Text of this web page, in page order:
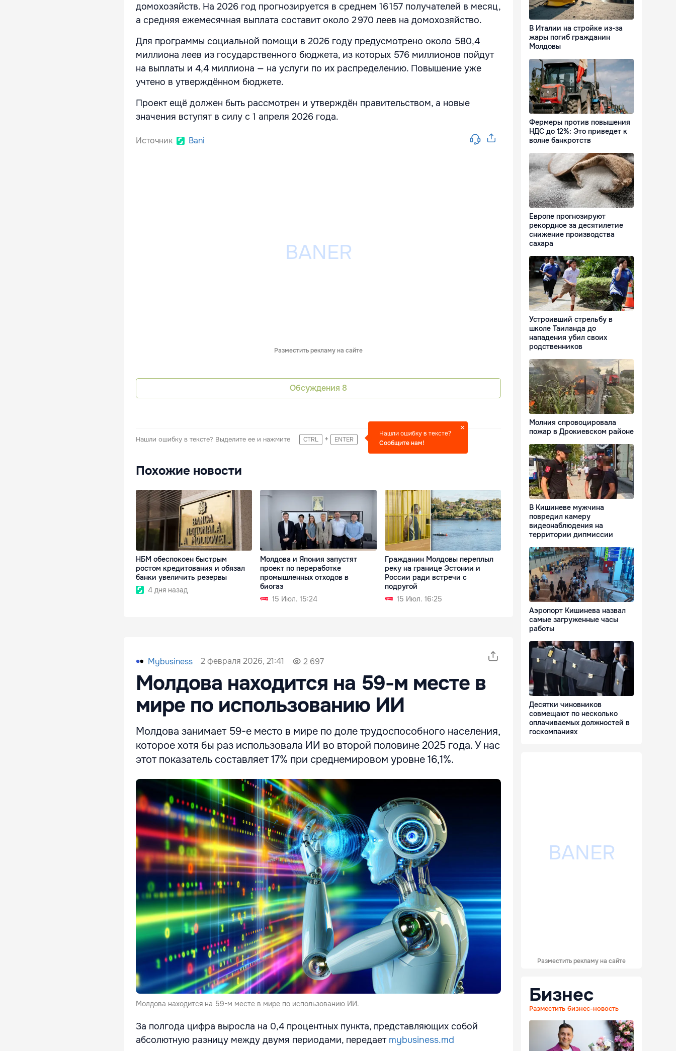
домохозяйств. На 2026 год прогнозируется в среднем 16 157 получателей в месяц,
а средняя ежемесячная выплата составит около 2 970 леев на домохозяйство.
Для программы социальной помощи в 2026 году предусмотрено около 580,4
миллиона леев из государственного бюджета, из которых 576 миллионов пойдут
на выплаты и 4,4 миллиона — на услуги по их распределению. Повышение уже
учтено в утверждённом бюджете.
Проект ещё должен быть рассмотрен и утверждён правительством, а новые
значения вступят в силу с 1 апреля 2026 года.
Источник Bani
Разместить рекламу на сайте
Обсуждения 8
Нашли ошибку в тексте? Выделите ее и нажмите CTRL + ENTER
Нашли ошибку в тексте?
Сообщите нам!
Похожие новости
НБМ обеспокоен быстрым
ростом кредитования и обязал
банки увеличить резервы
4 дня назад
Молдова и Япония запустят
проект по переработке
промышленных отходов в
биогаз
15 Июл. 15:24
Гражданин Молдовы переплыл
реку на границе Эстонии и
России ради встречи с
подругой
15 Июл. 16:25
Mybusiness 2 февраля 2026, 21:41 2 697
Молдова находится на 59-м месте в
мире по использованию ИИ
Молдова занимает 59-е место в мире по доле трудоспособного населения,
которое хотя бы раз использовала ИИ во второй половине 2025 года. У нас
этот показатель составляет 17% при среднемировом уровне 16,1%.
Молдова находится на 59-м месте в мире по использованию ИИ.
За полгода цифра выросла на 0,4 процентных пункта, представляющих собой
абсолютную разницу между двумя периодами, передает mybusiness.md
В Италии на стройке из-за
жары погиб гражданин
Молдовы
Фермеры против повышения
НДС до 12%: Это приведет к
волне банкротств
Европе прогнозируют
рекордное за десятилетие
снижение производства
сахара
Устроивший стрельбу в
школе Таиланда до
нападения убил своих
родственников
Молния спровоцировала
пожар в Дрокиевском районе
В Кишиневе мужчина
повредил камеру
видеонаблюдения на
территории дипмиссии
Аэропорт Кишинева назвал
самые загруженные часы
работы
Десятки чиновников
совмещают по несколько
оплачиваемых должностей в
госкомпаниях
Разместить рекламу на сайте
Бизнес
Разместить бизнес-новость